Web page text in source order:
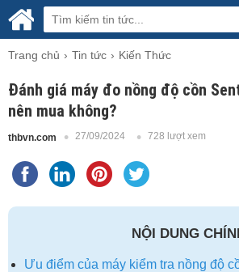
Trang chủ Tin tức Kiến Thức
Đánh giá máy đo nồng độ cồn
nên mua không?
thbvn.com 27/09/2024 728 lượt xem
NỘI DUNG
Ưu điểm của máy kiểm tra nồng độ